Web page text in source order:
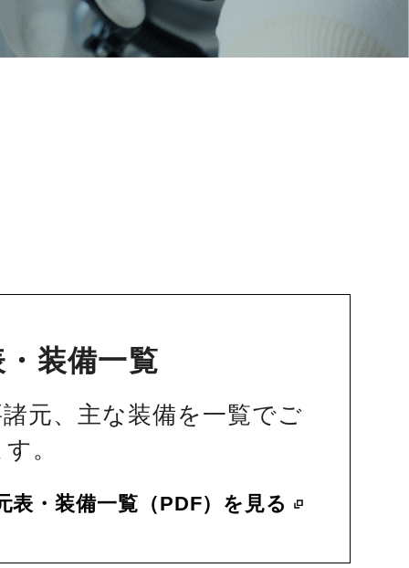
装備一覧
元、主な装備を一覧でご
。
表・装備一覧（PDF）を見る